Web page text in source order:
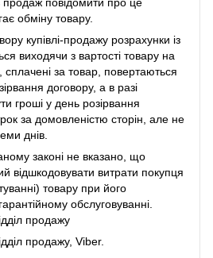
обміну товару.
купівлі-продажу розрахунки із
виходячи з вартості товару на
сплачені за товар, повертаються
договору, а в разі
гроші у день розірвання
за домовленістю сторін, але не
днів.
законі не вказано, що
відшкодовувати витрати покупця
товару при його
обслуговуванні.
продажу
продажу, Viber.